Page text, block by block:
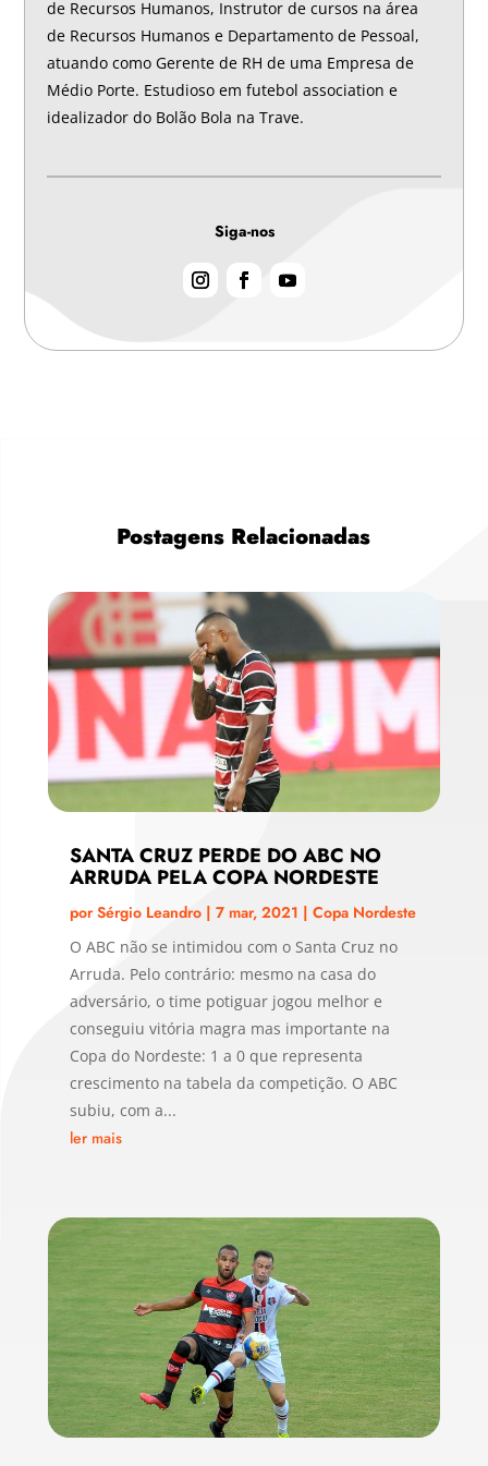
de Recursos Humanos, Instrutor de cursos na área
de Recursos Humanos e Departamento de Pessoal,
atuando como Gerente de RH de uma Empresa de
Médio Porte. Estudioso em futebol association e
idealizador do Bolão Bola na Trave.
Siga-nos
Postagens Relacionadas
SANTA CRUZ PERDE DO ABC NO
ARRUDA PELA COPA NORDESTE
porSérgio Leandro| 7 mar, 2021 | Copa Nordeste
O ABC não se intimidou com o Santa Cruz no
Arruda. Pelo contrário: mesmo na casa do
adversário, o time potiguar jogou melhor e
conseguiu vitória magra mas importante na
Copa do Nordeste: 1 a 0 que representa
crescimento na tabela da competição. O ABC
subiu, com a...
ler mais